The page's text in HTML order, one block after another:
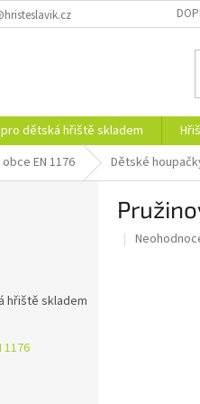
dětská hřiště skladem
EN 1176 Dětské
hřiště skladem
1176
Průměrné